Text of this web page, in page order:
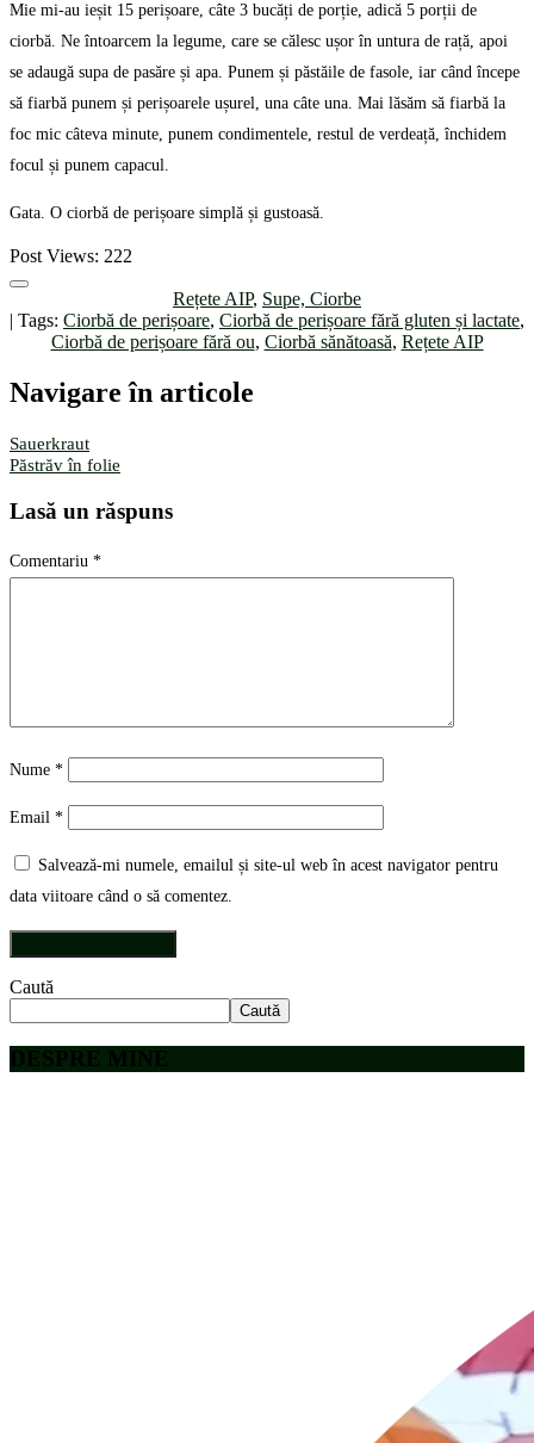
Mie mi-au ieșit 15 perișoare, câte 3 bucăți de porție, adică 5 porții de
ciorbă. Ne întoarcem la legume, care se călesc ușor în untura de rață, apoi
se adaugă supa de pasăre și apa. Punem și păstăile de fasole, iar când începe
să fiarbă punem și perișoarele ușurel, una câte una. Mai lăsăm să fiarbă la
foc mic câteva minute, punem condimentele, restul de verdeață, închidem
focul și punem capacul.
Gata. O ciorbă de perișoare simplă și gustoasă.
Post Views: 222
Rețete AIP, Supe, Ciorbe
| Tags: Ciorbă de perișoare, Ciorbă de perișoare fără gluten și lactate,
Ciorbă de perișoare fără ou, Ciorbă sănătoasă, Rețete AIP
Navigare în articole
Sauerkraut
Păstrăv în folie
Lasă un răspuns
Comentariu *
Nume *
Email *
Salvează-mi numele, emailul și site-ul web în acest navigator pentru
data viitoare când o să comentez.
Caută
Caută
DESPRE MINE